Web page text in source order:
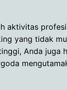
aktivitas
yang tidak
Anda juga